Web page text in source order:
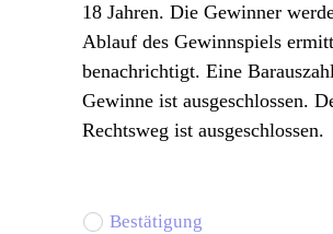
18 Jahren. Die Gewinner
Ablauf des Gewinnspiels
benachrichtigt. Eine
Gewinne ist ausgeschlossen.
Rechtsweg ist ausgeschlossen.
Bestätigung